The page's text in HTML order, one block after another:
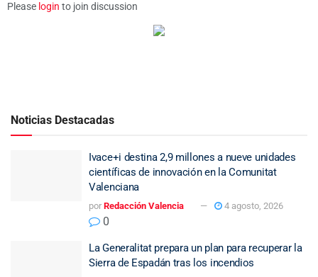
Please login to join discussion
Noticias Destacadas
Ivace+i destina 2,9 millones a nueve unidades
científicas de innovación en la Comunitat
Valenciana
por Redacción Valencia 4 agosto, 2026
0
La Generalitat prepara un plan para recuperar la
Sierra de Espadán tras los incendios